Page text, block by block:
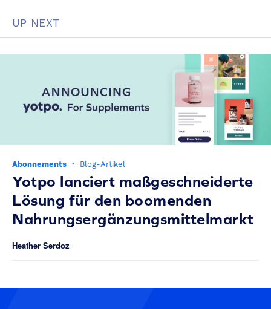
UP NEXT
Abonnements · Blog-Artikel
Yotpo lanciert maßgeschneiderte
Lösung für den boomenden
Nahrungsergänzungsmittelmarkt
Heather Serdoz